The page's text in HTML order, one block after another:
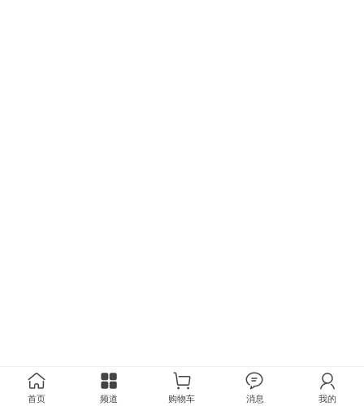
首页 频道 购物车 消息 我的